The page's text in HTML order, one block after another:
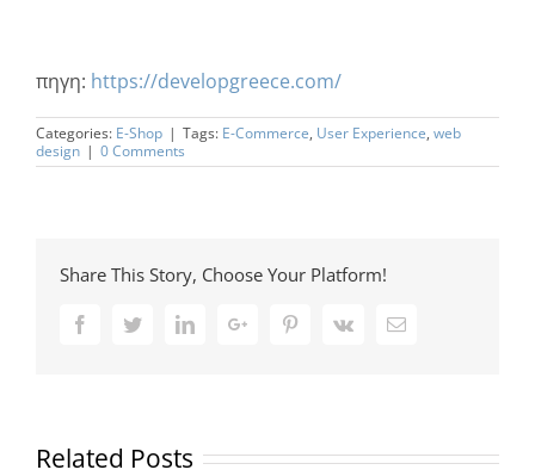
πηγη: https://developgreece.com/
Categories: E-Shop | Tags: E-Commerce, User Experience, web
design | 0 Comments
Share This Story, Choose Your Platform!
FacebookTwitterLinkedInGoogle+ PinterestVk Email
Related Posts